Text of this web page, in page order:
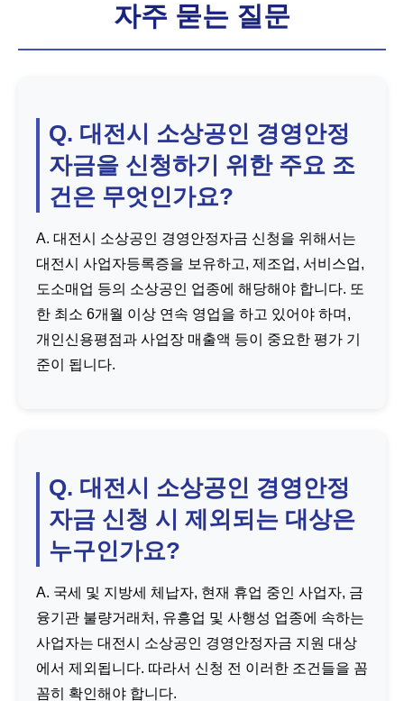
자주 묻는 질문
Q. 대전시 소상공인 경영안정
자금을 신청하기 위한 주요 조
건은 무엇인가요?
A. 대전시 소상공인 경영안정자금 신청을 위해서는
대전시 사업자등록증을 보유하고, 제조업, 서비스업,
도소매업 등의 소상공인 업종에 해당해야 합니다. 또
한 최소 6개월 이상 연속 영업을 하고 있어야 하며,
개인신용평점과 사업장 매출액 등이 중요한 평가 기
준이 됩니다.
Q. 대전시 소상공인 경영안정
자금 신청 시 제외되는 대상은
누구인가요?
A. 국세 및 지방세 체납자, 현재 휴업 중인 사업자, 금
융기관 불량거래처, 유흥업 및 사행성 업종에 속하는
사업자는 대전시 소상공인 경영안정자금 지원 대상
에서 제외됩니다. 따라서 신청 전 이러한 조건들을 꼼
꼼히 확인해야 합니다.